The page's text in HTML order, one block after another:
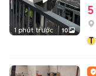
1 phút trước 10
T